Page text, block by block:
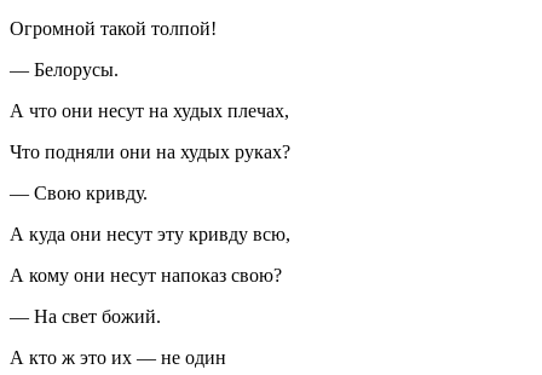
Огромной такой толпой!
— Белорусы.
А что они несут на худых плечах,
Что подняли они на худых руках?
— Свою кривду.
А куда они несут эту кривду всю,
А кому они несут напоказ свою?
— На свет божий.
А кто ж это их — не один